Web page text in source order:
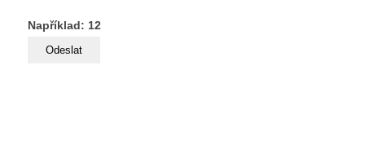
Například: 12